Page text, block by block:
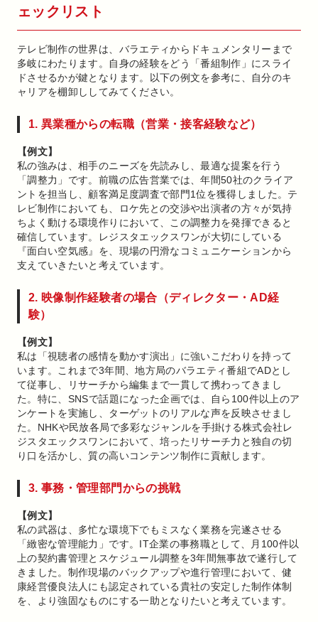
ェックリスト
テレビ制作の世界は、バラエティからドキュメンタリーまで
多岐にわたります。自身の経験をどう「番組制作」にスライ
ドさせるかが鍵となります。以下の例文を参考に、自分のキ
ャリアを棚卸ししてみてください。
1. 異業種からの転職（営業・接客経験など）
【例文】
私の強みは、相手のニーズを先読みし、最適な提案を行う
「調整力」です。前職の広告営業では、年間50社のクライア
ントを担当し、顧客満足度調査で部門1位を獲得しました。テ
レビ制作においても、ロケ先との交渉や出演者の方々が気持
ちよく動ける環境作りにおいて、この調整力を発揮できると
確信しています。レジスタエックスワンが大切にしている
『面白い空気感』を、現場の円滑なコミュニケーションから
支えていきたいと考えています。
2. 映像制作経験者の場合（ディレクター・AD経
験）
【例文】
私は「視聴者の感情を動かす演出」に強いこだわりを持って
います。これまで3年間、地方局のバラエティ番組でADとし
て従事し、リサーチから編集まで一貫して携わってきまし
た。特に、SNSで話題になった企画では、自ら100件以上のア
ンケートを実施し、ターゲットのリアルな声を反映させまし
た。NHKや民放各局で多彩なジャンルを手掛ける株式会社レ
ジスタエックスワンにおいて、培ったリサーチ力と独自の切
り口を活かし、質の高いコンテンツ制作に貢献します。
3. 事務・管理部門からの挑戦
【例文】
私の武器は、多忙な環境下でもミスなく業務を完遂させる
「緻密な管理能力」です。IT企業の事務職として、月100件以
上の契約書管理とスケジュール調整を3年間無事故で遂行して
きました。制作現場のバックアップや進行管理において、健
康経営優良法人にも認定されている貴社の安定した制作体制
を、より強固なものにする一助となりたいと考えています。